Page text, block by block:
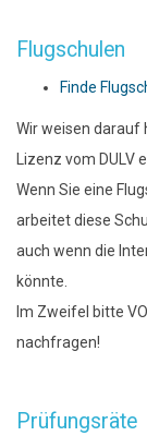
Flugschulen
Finde
Wir weisen darauf
Lizenz vom DULV
Wenn Sie eine
arbeitet diese
auch wenn die
könnte.
Im Zweifel bitte
nachfragen!
Prüfungsräte